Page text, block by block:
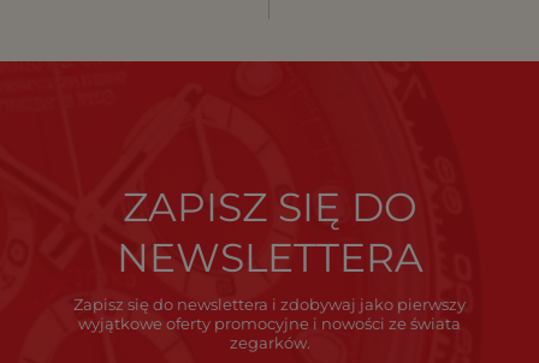
ZAPISZ SIĘ DO
NEWSLETTERA
Zapisz się do newslettera i zdobywaj jako pierwszy
wyjątkowe oferty promocyjne i nowości ze świata
zegarków.